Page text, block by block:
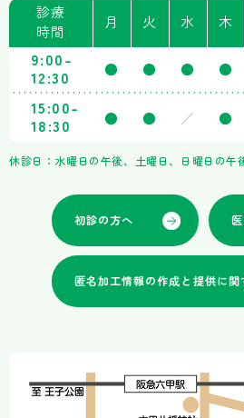
診療
時間
月 火 水 木
9:00-
12:30
● ● ● ●
15:00-
18:30
● ● ／ ●
休診日：水曜日の午後、土曜日、日曜日の午
初診の方へ
匿名加工情報の作成と提供に関